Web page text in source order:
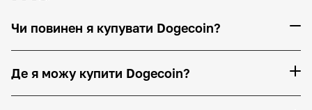
Чи повинен я купувати Dogecoin?
Де я можу купити Dogecoin?